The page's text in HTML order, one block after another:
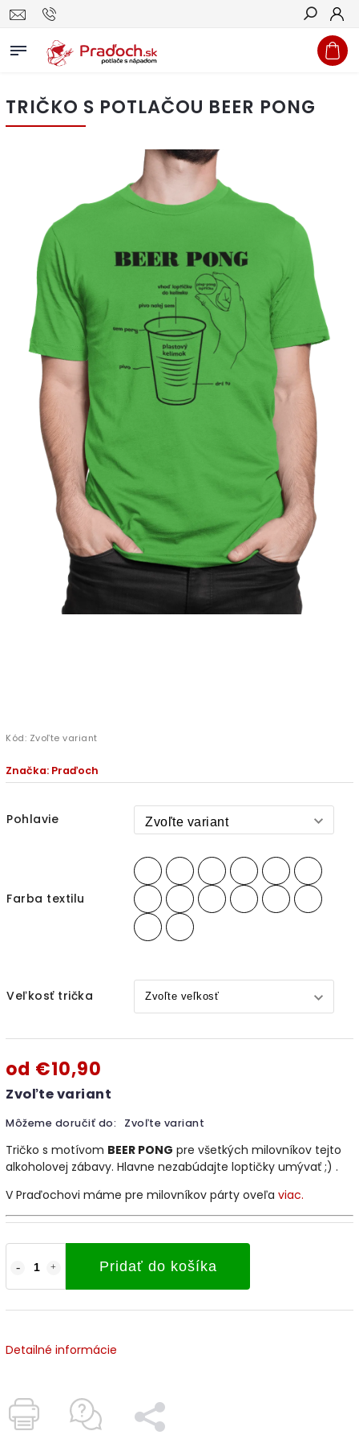
Hľadať
TRIČKO S POTLAČOU BEER PONG
Kód: Zvoľte variant
Značka: Praďoch
Pohlavie
Farba textilu
Veľkosť trička
od €10,90
Zvoľte variant
Môžeme doručiť do: Zvoľte variant
Pridať do košíka
Tričko s motívom BEER PONG pre všetkých milovníkov tejto
alkoholovej zábavy. Hlavne nezabúdajte loptičky umývať ;) .
V Praďochovi máme pre milovníkov párty oveľa viac.
Detailné informácie